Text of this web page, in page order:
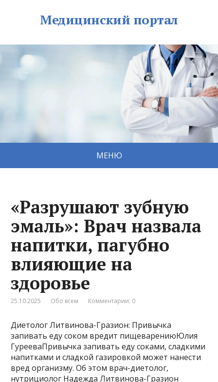
Медицинский портал
МЕНЮ
«Разрушают зубную
эмаль»: Врач назвала
напитки, пагубно
влияющие на
здоровье
25.10.2025 Обо всем Комментарии: 0
Диетолог Литвинова-Гразион: Привычка
запивать еду соком вредит пищеварениюЮлия
ГурееваПривычка запивать еду соками, сладкими
напитками и сладкой газировкой может нанести
вред организму. Об этом врач-диетолог,
нутрициолог Надежда Литвинова-Гразион